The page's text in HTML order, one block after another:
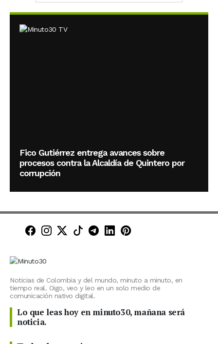
Fico Gutiérrez entrega avances sobre
procesos contra la Alcaldía de Quintero por
corrupción
Minuto30 en Facebook
Minuto30 en Instagram
Minuto30 en X (Twitter)
Minuto30 en TikTok
Canal de Minuto30 en
Minuto30 en LinkedIn
Minuto30 en
Noticias de Colombia y del mundo, minuto a minuto, en
tiempo real. Oigo, veo y leo en un solo medio de
comunicación nativo digital.
Lo que leas hoy en minuto30, mañana será
noticia.